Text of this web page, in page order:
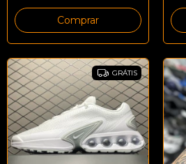
Comprar
GRÁTIS